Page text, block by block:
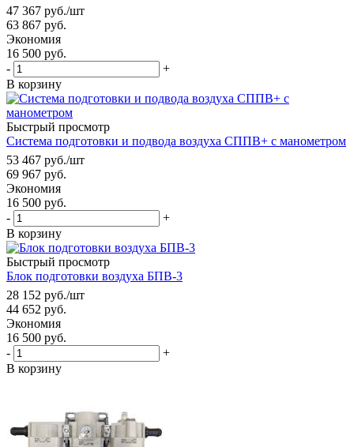
47 367 руб./шт
63 867 руб.
Экономия
16 500 руб.
-
+
В корзину
Быстрый просмотр
Система подготовки и подвода воздуха СППВ+ с манометром
53 467 руб./шт
69 967 руб.
Экономия
16 500 руб.
-
+
В корзину
Быстрый просмотр
Блок подготовки воздуха БПВ-3
28 152 руб./шт
44 652 руб.
Экономия
16 500 руб.
-
+
В корзину